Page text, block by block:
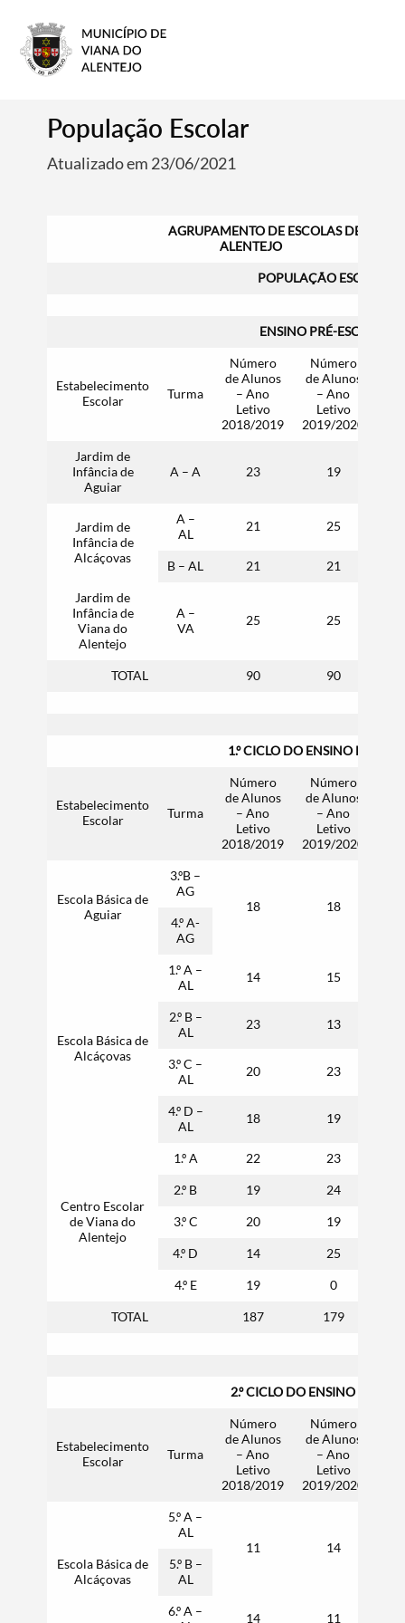
População Escolar
Atualizado em 23/06/2021
AGRUPAMENTO DE ESCOLAS DE VIANA
ALENTEJO
POPULAÇÃO ESCOLAR
ENSINO PRÉ-ESCOLAR
Estabelecimento
Escolar
Turma
Número
de Alunos
– Ano
Letivo
2018/2019
Número
de Alunos
– Ano
Letivo
2019/2020
Jardim de
Infância de
Aguiar
A – A 23 19
Jardim de
Infância de
Alcáçovas
A –
AL
21 25
B – AL 21 21
Jardim de
Infância de
Viana do
Alentejo
A –
VA
25 25
TOTAL 90 90
1.º CICLO DO ENSINO BÁSICO
Estabelecimento
Escolar
Turma
Número
de Alunos
– Ano
Letivo
2018/2019
Número
de Alunos
– Ano
Letivo
2019/2020
Escola Básica de
Aguiar
3.ºB –
AG
18
18
4.º A-
AG
Escola Básica de
Alcáçovas
1.º A –
AL
14 15
2.º B –
AL
23 13
3.º C –
AL
20 23
4.º D –
AL
18 19
Centro Escolar
de Viana do
Alentejo
1.º A 22 23
2.º B 19 24
3.º C 20 19
4.º D 14 25
4.º E 19 0
TOTAL 187 179
2.º CICLO DO ENSINO BÁSICO
Estabelecimento
Escolar
Turma
Número
de Alunos
– Ano
Letivo
2018/2019
Número
de Alunos
– Ano
Letivo
2019/2020
Escola Básica de
Alcáçovas
5.º A –
AL
11
14
5.º B –
AL
6.º A –
14 11